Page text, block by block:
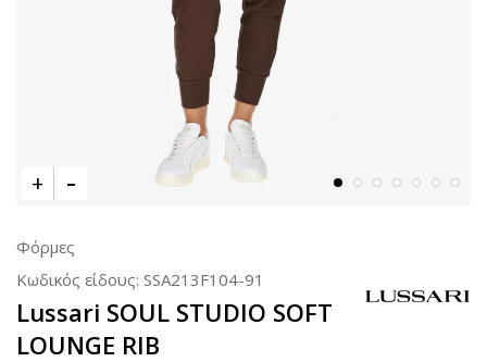
Φόρμες
Κωδικός είδους: SSA213F104-91
Lussari SOUL STUDIO SOFT
LOUNGE RIB